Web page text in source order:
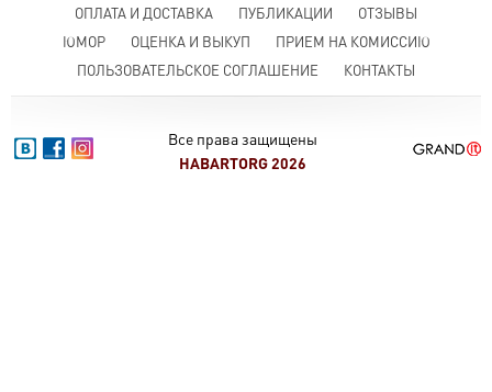
ОПЛАТА И ДОСТАВКА
ПУБЛИКАЦИИ
ОТЗЫВЫ
ЮМОР
ОЦЕНКА И ВЫКУП
ПРИЕМ НА КОМИССИЮ
ПОЛЬЗОВАТЕЛЬСКОЕ СОГЛАШЕНИЕ
КОНТАКТЫ
Все права защищены
HABARTORG 2026